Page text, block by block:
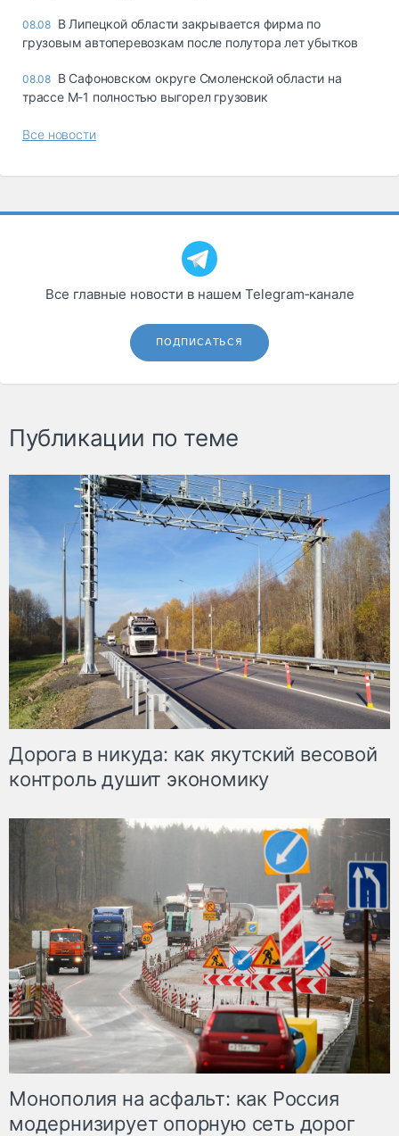
08.08 В Липецкой области закрывается фирма по
грузовым автоперевозкам после полутора лет убытков
08.08 В Сафоновском округе Смоленской области на
трассе М-1 полностью выгорел грузовик
Все новости
Все главные новости в нашем Telegram‑канале
ПОДПИСАТЬСЯ
Публикации по теме
Дорога в никуда: как якутский весовой
контроль душит экономику
Монополия на асфальт: как Россия
модернизирует опорную сеть дорог